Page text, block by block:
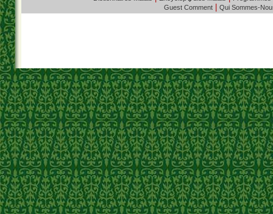
Guest Comment Qui Sommes-